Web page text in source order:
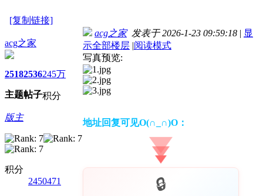
[复制链接]
acg之家
2518
主题
2536
帖子
245万
积分
版主
积分
2450471
acg之家发表于 2026-1-23 09:59:18 | 显
示全部楼层 |阅读模式
写真预览:
地址回复可见O(∩_∩)O：